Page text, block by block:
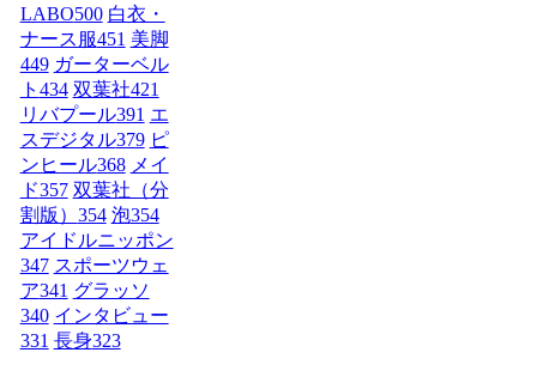
LABO500 白衣・
ナース服451 美脚
449 ガーターベル
ト 434 双葉社421
リバプール391 エ
スデジタル379 ピ
ンヒール368 メイ
ド357 双葉社（分
割版） 354 泡354
アイドルニッポン
347 スポーツウェ
ア341 グラッソ
340 インタビュー
331 長身323